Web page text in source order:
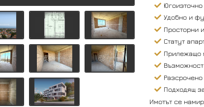
Удобно и
Просторни
Статут
Прилежащо
Подходящ
Имотът се